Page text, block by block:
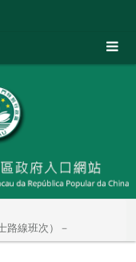
路線班次）－